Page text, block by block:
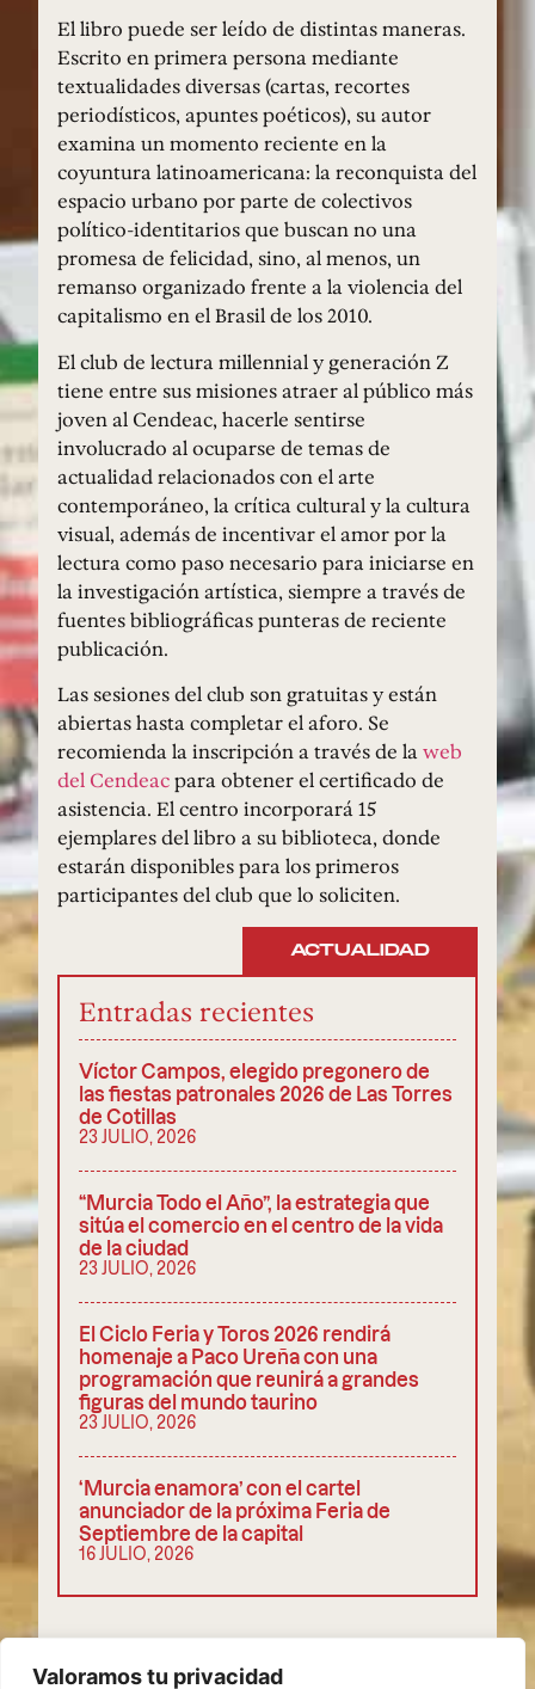
Valoramos tu privacidad
COMPARTIR
El libro puede ser leído de distintas maneras.
Escrito en primera persona mediante
textualidades diversas (cartas, recortes
periodísticos, apuntes poéticos), su autor
examina un momento reciente en la
coyuntura latinoamericana: la reconquista del
espacio urbano por parte de colectivos
político-identitarios que buscan no una
promesa de felicidad, sino, al menos, un
remanso organizado frente a la violencia del
capitalismo en el Brasil de los 2010.
El club de lectura millennial y generación Z
tiene entre sus misiones atraer al público más
joven al Cendeac, hacerle sentirse
involucrado al ocuparse de temas de
actualidad relacionados con el arte
contemporáneo, la crítica cultural y la cultura
visual, además de incentivar el amor por la
lectura como paso necesario para iniciarse en
la investigación artística, siempre a través de
fuentes bibliográficas punteras de reciente
publicación.
Las sesiones del club son gratuitas y están
abiertas hasta completar el aforo. Se
recomienda la inscripción a través de laweb
del Cendeacpara obtener el certificado de
asistencia. El centro incorporará 15
ejemplares del libro a su biblioteca, donde
estarán disponibles para los primeros
participantes del club que lo soliciten.
ACTUALIDAD
Entradas recientes
Víctor Campos, elegido pregonero de
las fiestas patronales 2026 de Las Torres
de Cotillas
23 JULIO, 2026
“Murcia Todo el Año”, la estrategia que
sitúa el comercio en el centro de la vida
de la ciudad
23 JULIO, 2026
El Ciclo Feria y Toros 2026 rendirá
homenaje a Paco Ureña con una
programación que reunirá a grandes
figuras del mundo taurino
23 JULIO, 2026
‘Murcia enamora’ con el cartel
anunciador de la próxima Feria de
Septiembre de la capital
16 JULIO, 2026